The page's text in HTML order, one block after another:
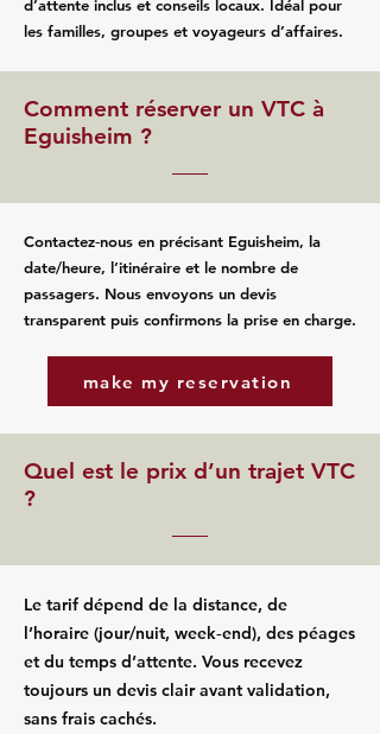
d’attente inclus et conseils locaux. Idéal pour
les familles, groupes et voyageurs d’affaires.
Comment réserver un VTC à
Eguisheim ?
Contactez‑nous en précisant Eguisheim, la
date/heure, l’itinéraire et le nombre de
passagers. Nous envoyons un devis
transparent puis confirmons la prise en charge.
make my reservation
Quel est le prix d’un trajet VTC
?
Le tarif dépend de la distance, de
l’horaire (jour/nuit, week‑end), des péages
et du temps d’attente. Vous recevez
toujours un devis clair avant validation,
sans frais cachés.